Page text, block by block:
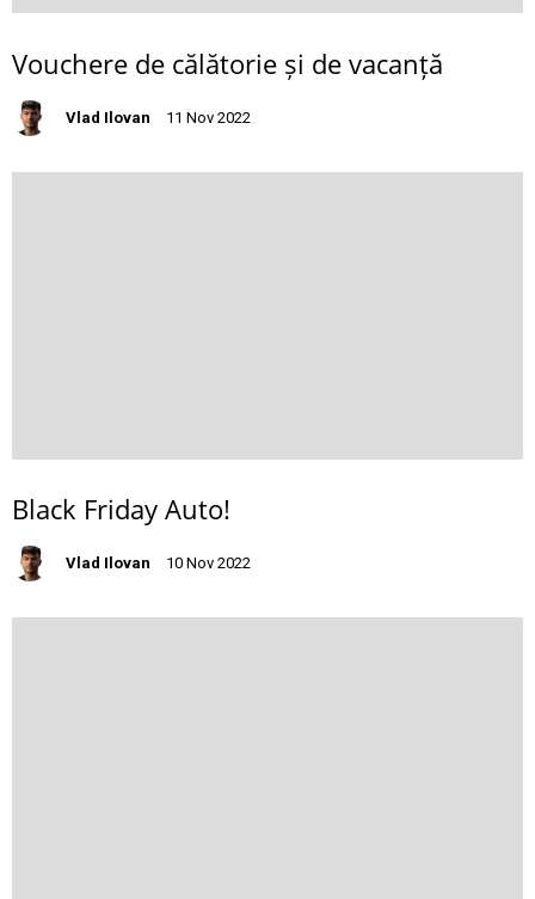
Vouchere de călătorie și de vacanță
Vlad Ilovan 11 Nov 2022
Black Friday Auto!
Vlad Ilovan 10 Nov 2022